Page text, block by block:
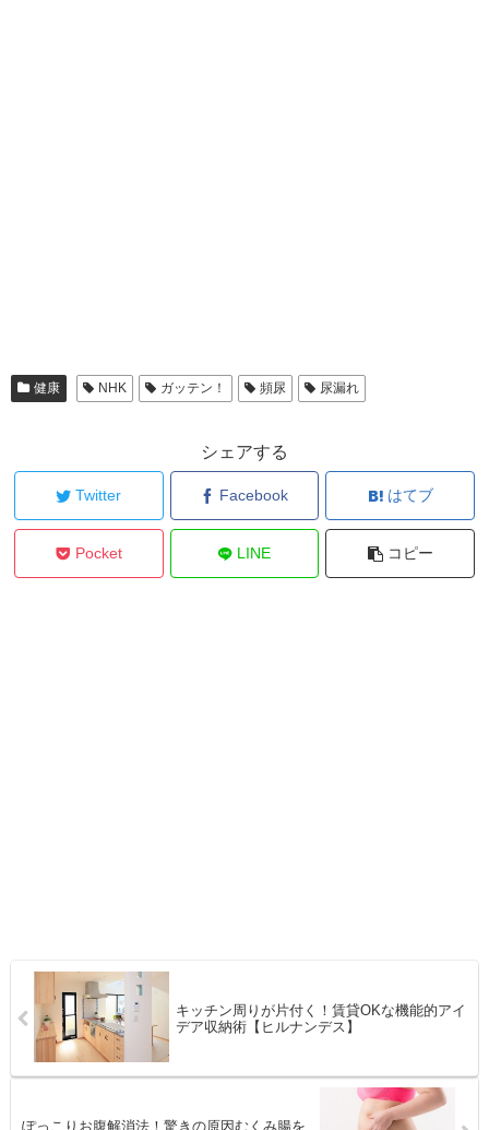
健康 NHK ガッテン！ 頻尿 尿漏れ
シェアする
Twitter Facebook はてブ
Pocket LINE コピー
キッチン周りが片付く！賃貸OKな機能的アイ
デア収納術【ヒルナンデス】
ぽっこりお腹解消法！驚きの原因むくみ腸を